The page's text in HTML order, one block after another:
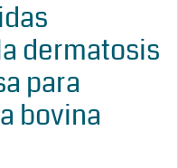
dermatosis
para
bovina